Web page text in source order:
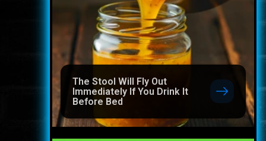
The Stool Will Fly Out
Immediately If You Drink It
Before Bed